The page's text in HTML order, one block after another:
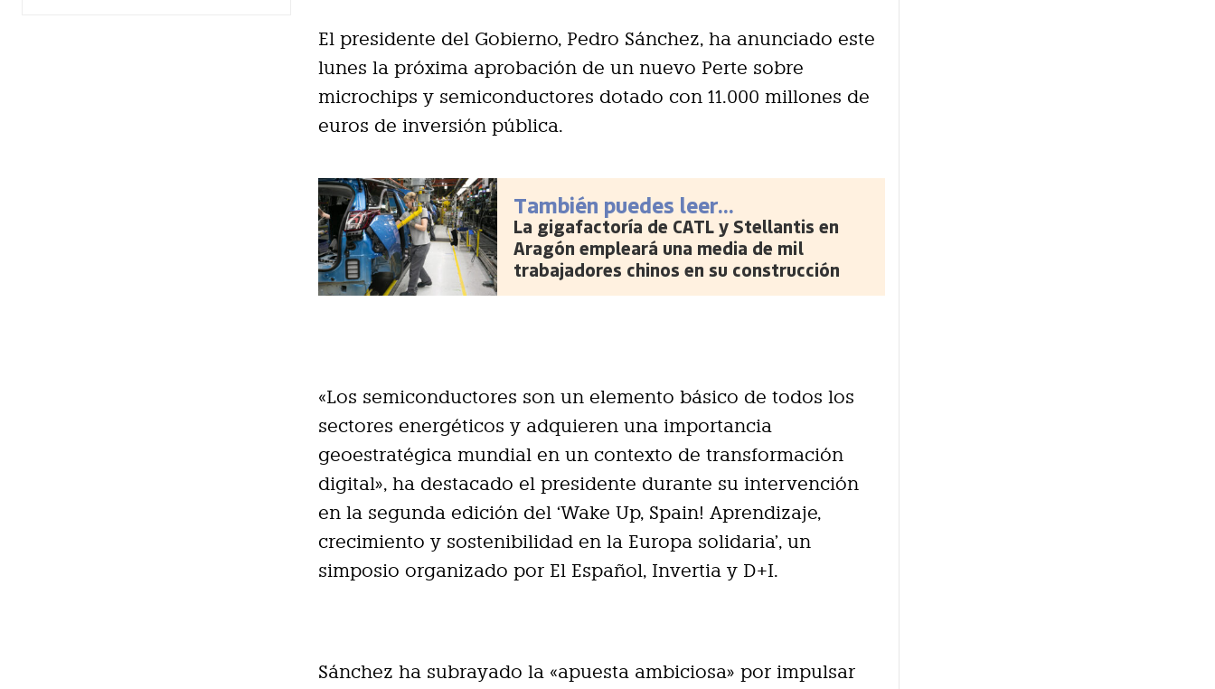
El presidente del Gobierno, Pedro Sánchez, ha anunciado este
lunes la próxima aprobación de un nuevo Perte sobre
microchips y semiconductores dotado con 11.000 millones de
euros de inversión pública.
También puedes leer...
La gigafactoría de CATL y Stellantis en
Aragón empleará una media de mil
trabajadores chinos en su construcción
«Los semiconductores son un elemento básico de todos los
sectores energéticos y adquieren una importancia
geoestratégica mundial en un contexto de transformación
digital», ha destacado el presidente durante su intervención
en la segunda edición del ‘Wake Up, Spain! Aprendizaje,
crecimiento y sostenibilidad en la Europa solidaria’, un
simposio organizado por El Español, Invertia y D+I.
Sánchez ha subrayado la «apuesta ambiciosa» por impulsar